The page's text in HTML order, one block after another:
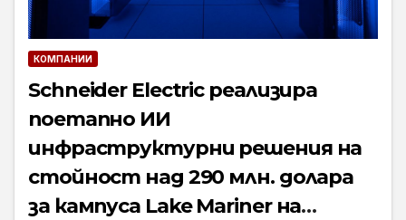
КОМПАНИИ
Schneider Electric реализира
поетапно ИИ
инфраструктурни решения на
стойност над 290 млн. долара
за кампуса Lake Mariner на